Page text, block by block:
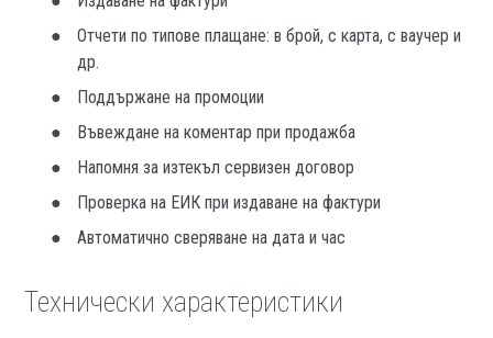
Отчети по типове плащане: в брой, с карта, с ваучер и
др.
Поддържане на промоции
Въвеждане на коментар при продажба
Напомня за изтекъл сервизен договор
Проверка на ЕИК при издаване на фактури
Автоматично сверяване на дата и час
Технически характеристики